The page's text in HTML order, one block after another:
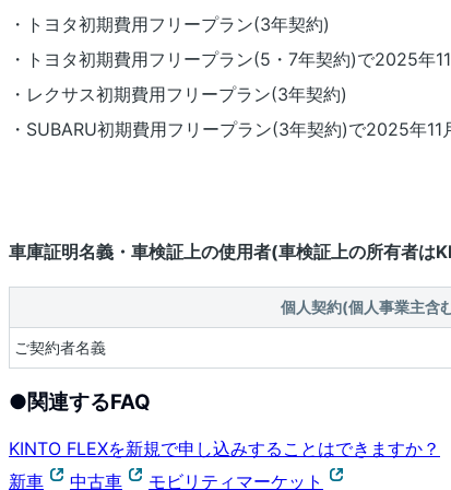
・トヨタ初期費用フリープラン(3年契約)
・トヨタ初期費用フリープラン(5・7年契約)で2025年
・レクサス初期費用フリープラン(3年契約)
・SUBARU初期費用フリープラン(3年契約)で2025年
車庫証明名義・車検証上の使用者(車検証上の所有者は
個人契約(個人事業主含
ご契約者名義
●関連するFAQ
KINTO FLEXを新規で申し込みすることはできますか？
新車
中古車 モビリティマーケット